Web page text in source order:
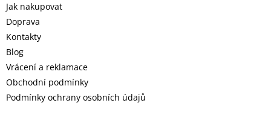
Jak nakupovat
Doprava
Kontakty
Blog
Vrácení a reklamace
Obchodní podmínky
Podmínky ochrany osobních údajů